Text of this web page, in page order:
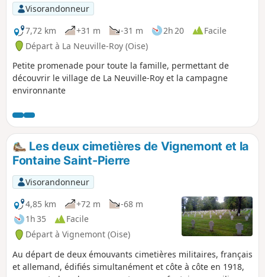
Visorandonneur
7,72 km
+31 m -31 m 2h 20
Facile
Départ à La Neuville-Roy (Oise)
Petite promenade pour toute la famille, permettant de
découvrir le village de La Neuville-Roy et la campagne
environnante
Les deux cimetières de Vignemont et la
Fontaine Saint-Pierre
Visorandonneur
4,85 km
+72 m
-68 m
1h 35
Facile
Départ à Vignemont (Oise)
Au départ de deux émouvants cimetières militaires, français
et allemand, édifiés simultanément et côte à côte en 1918,